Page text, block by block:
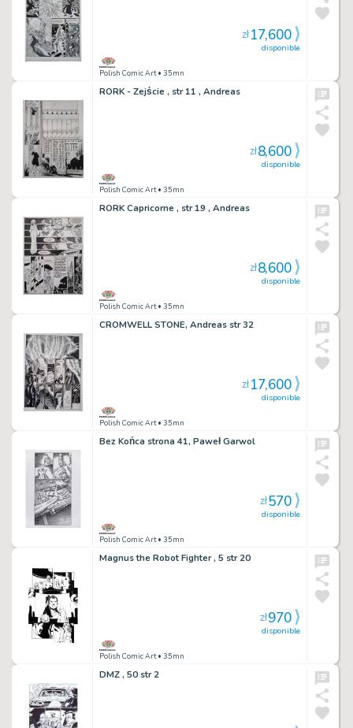
Polish Comic Art• 35mn
disponible
zł17,600
RORK - Zejście , str 11 , Andreas
Polish Comic Art• 35mn
disponible
zł8,600
RORK Capricorne , str 19 , Andreas
Polish Comic Art• 35mn
disponible
zł8,600
CROMWELL STONE, Andreas str 32
Polish Comic Art• 35mn
disponible
zł17,600
Bez Końca strona 41, Paweł Garwol
Polish Comic Art• 35mn
disponible
zł570
Magnus the Robot Fighter , 5 str 20
Polish Comic Art• 35mn
disponible
zł970
DMZ , 50 str 2